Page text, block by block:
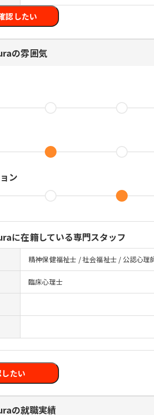
認したい
の雰囲気
ン
に在籍している専門スタッフ
精神保健福祉士 / 社会福祉士 / 公認心理
臨床心理士
たい
の就職実績